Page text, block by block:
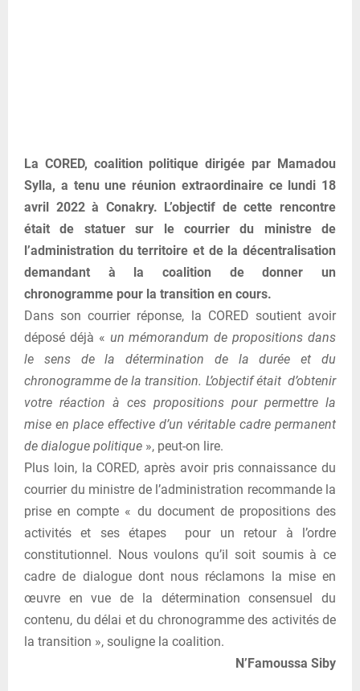
La CORED, coalition politique dirigée par Mamadou
Sylla, a tenu une réunion extraordinaire ce lundi 18
avril 2022 à Conakry. L’objectif de cette rencontre
était de statuer sur le courrier du ministre de
l’administration du territoire et de la décentralisation
demandant à la coalition de donner un
chronogramme pour la transition en cours.
Dans son courrier réponse, la CORED soutient avoir
déposé déjà « un mémorandum de propositions dans
le sens de la détermination de la durée et du
chronogramme de la transition. L’objectif était d’obtenir
votre réaction à ces propositions pour permettre la
mise en place effective d’un véritable cadre permanent
de dialogue politique », peut-on lire.
Plus loin, la CORED, après avoir pris connaissance du
courrier du ministre de l’administration recommande la
prise en compte « du document de propositions des
activités et ses étapes pour un retour à l’ordre
constitutionnel. Nous voulons qu’il soit soumis à ce
cadre de dialogue dont nous réclamons la mise en
œuvre en vue de la détermination consensuel du
contenu, du délai et du chronogramme des activités de
la transition », souligne la coalition.
N’Famoussa Siby